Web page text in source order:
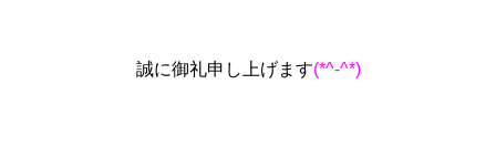
誠に御礼申し上げます(*^-^*)